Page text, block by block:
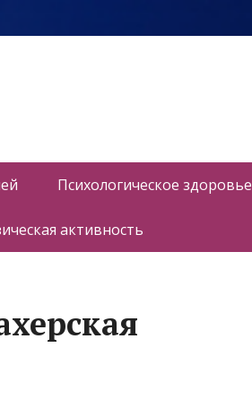
Психологическое здоровье
активность